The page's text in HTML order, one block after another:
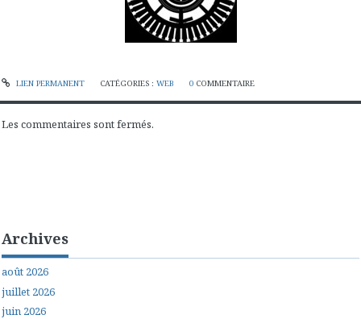
LIEN PERMANENT CATÉGORIES : WEB 0 COMMENTAIRE
Les commentaires sont fermés.
Archives
août 2026
juillet 2026
juin 2026